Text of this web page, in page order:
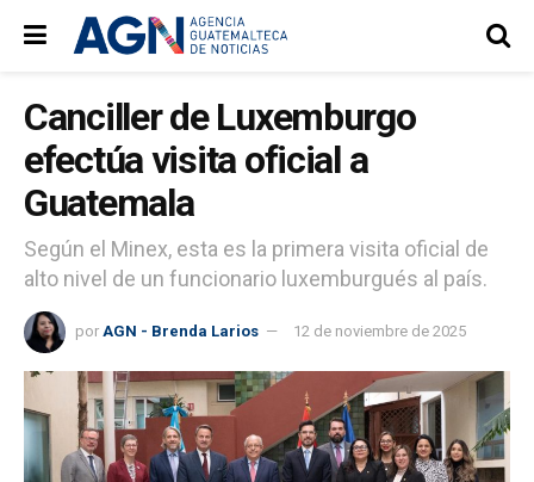
Canciller de Luxemburgo
efectúa visita oficial a
Guatemala
Según el Minex, esta es la primera visita oficial de
alto nivel de un funcionario luxemburgués al país.
por AGN - Brenda Larios 12 de noviembre de 2025